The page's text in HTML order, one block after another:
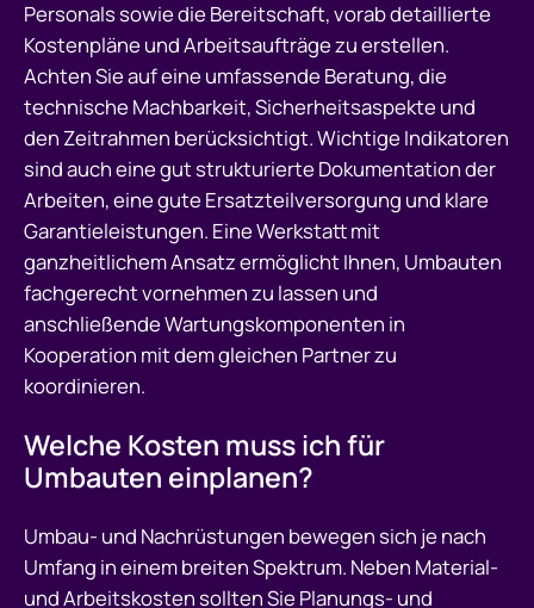
Personals sowie die Bereitschaft, vorab detaillierte
Kostenpläne und Arbeitsaufträge zu erstellen.
Achten Sie auf eine umfassende Beratung, die
technische Machbarkeit, Sicherheitsaspekte und
den Zeitrahmen berücksichtigt. Wichtige Indikatoren
sind auch eine gut strukturierte Dokumentation der
Arbeiten, eine gute Ersatzteilversorgung und klare
Garantieleistungen. Eine Werkstatt mit
ganzheitlichem Ansatz ermöglicht Ihnen, Umbauten
fachgerecht vornehmen zu lassen und
anschließende Wartungskomponenten in
Kooperation mit dem gleichen Partner zu
koordinieren.
Welche Kosten muss ich für
Umbauten einplanen?
Umbau- und Nachrüstungen bewegen sich je nach
Umfang in einem breiten Spektrum. Neben Material-
und Arbeitskosten sollten Sie Planungs- und